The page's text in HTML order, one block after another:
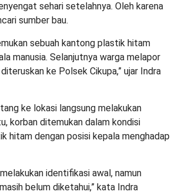
sehari setelahnya. Oleh karena
sumber bau.
sebuah kantong plastik hitam
manusia. Selanjutnya warga melapor
ke Polsek Cikupa,” ujar Indra
ke lokasi langsung melakukan
korban ditemukan dalam kondisi
hitam dengan posisi kepala menghadap
identifikasi awal, namun
belum diketahui,” kata Indra